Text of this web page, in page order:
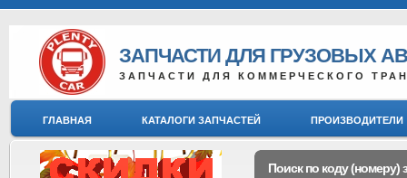
ЗАПЧАСТИ ДЛЯ ГРУЗОВЫХ
ЗАПЧАСТИ ДЛЯ КОММЕРЧЕСКОГО
ГЛАВНАЯ КАТАЛОГИ ЗАПЧАСТЕЙ ПРОИЗВОДИТЕЛИ
Поиск по коду (номеру)